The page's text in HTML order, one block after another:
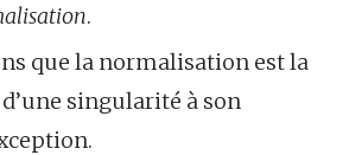
.
que la normalisation est la
singularité à son